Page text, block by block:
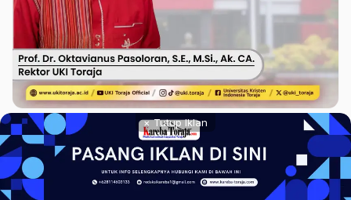
× Tutup Iklan